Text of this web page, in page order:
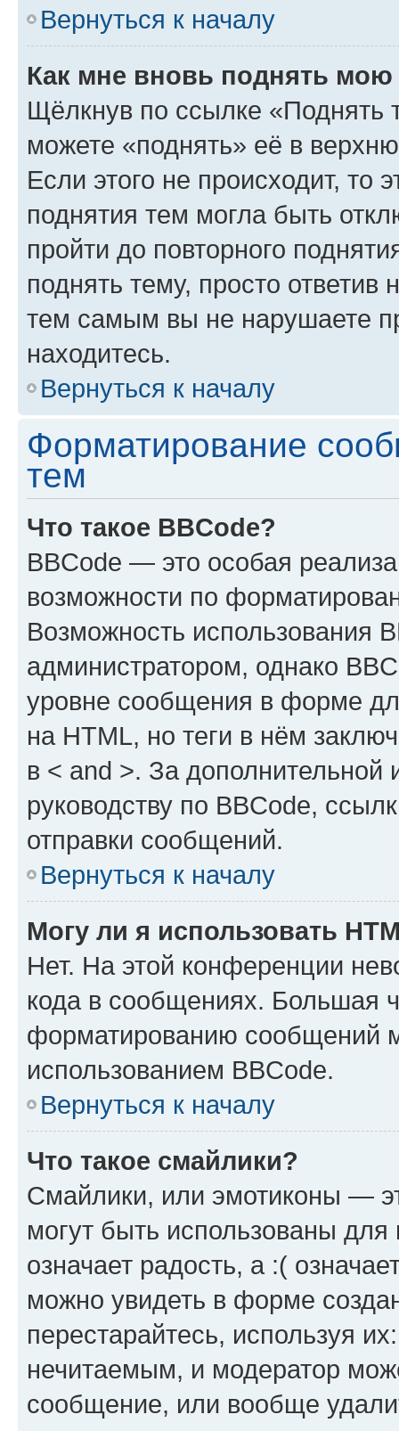
Вернуться к началу
Как мне вновь поднять мою
Щёлкнув по ссылке «Поднять
можете «поднять» её в
Если этого не происходит, то
поднятия тем могла быть
пройти до повторного
поднять тему, просто ответив
тем самым вы не нарушаете
находитесь.
Вернуться к началу
Форматирование
тем
Что такое BBCode?
BBCode — это особая
возможности по
Возможность использования
администратором, однако
уровне сообщения в форме
на HTML, но теги в нём
в < and >. За
руководству по BBCode,
отправки сообщений.
Вернуться к началу
Могу ли я использовать
Нет. На этой конференции
кода в сообщениях. Большая
форматированию сообщений
использованием BBCode.
Вернуться к началу
Что такое смайлики?
Смайлики, или эмотиконы —
могут быть использованы
означает радость, а :(
можно увидеть в форме
перестарайтесь, используя
нечитаемым, и модератор
сообщение, или вообще